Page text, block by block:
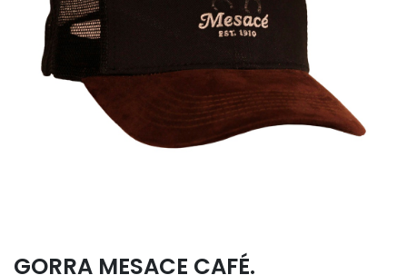
GORRA MESACE CAFÉ.